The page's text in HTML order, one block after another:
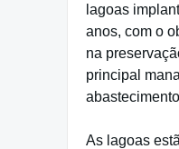
lagoas
anos, com o
na
principal
As lagoas